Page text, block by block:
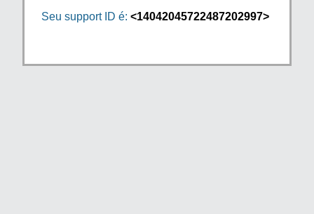
Seu support ID é: <14042045722487202997>